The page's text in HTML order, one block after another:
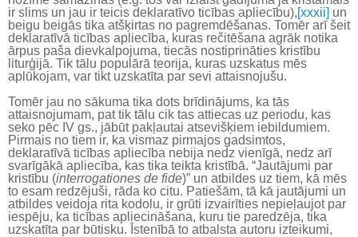
ir slims un jau ir teicis deklaratīvo ticības apliecību),[xxxii] un
beigu beigās tika atšķirtas no pagremdēšanas. Tomēr arī šeit
deklaratīvā ticības apliecība, kuras rečitēšana agrāk notika
ārpus paša dievkalpojuma, tiecās nostiprināties kristību
liturģijā. Tik tālu populārā teorija, kuras uzskatus mēs
aplūkojam, var tikt uzskatīta par sevi attaisnojušu.
Tomēr jau no sākuma tika dots brīdinājums, ka tās
attaisnojumam, pat tik tālu cik tas attiecas uz periodu, kas
seko pēc IV gs., jābūt pakļautai atsevišķiem iebildumiem.
Pirmais no tiem ir, ka vismaz pirmajos gadsimtos,
deklaratīvā ticības apliecība nebija nedz vienīgā, nedz arī
svarīgākā apliecība, kas tika teikta kristībā. “Jautājumi par
kristību (interrogationes de fide)” un atbildes uz tiem, kā mēs
to esam redzējuši, rāda ko citu. Patiešām, tā kā jautājumi un
atbildes veidoja rita kodolu, ir grūti izvairīties nepieļaujot par
iespēju, ka ticības apliecināšana, kuru tie paredzēja, tika
uzskatīta par būtisku. Īstenībā to atbalsta autoru izteikumi,